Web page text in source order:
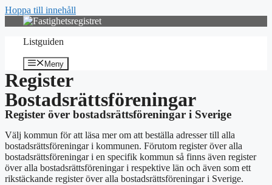
Hoppa till innehåll
Listguiden
Meny
Register
Bostadsrättsföreningar
Register över bostadsrättsföreningar i Sverige
Välj kommun för att läsa mer om att beställa adresser till alla
bostadsrättsföreningar i kommunen. Förutom register över alla
bostadsrättsföreningar i en specifik kommun så finns även register
över alla bostadsrättsföreningar i respektive län och även som ett
rikstäckande register över alla bostadsrättsföreningar i Sverige.